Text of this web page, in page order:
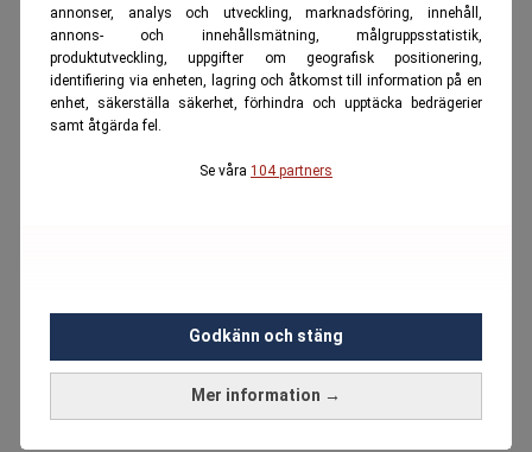
annonser, analys och utveckling, marknadsföring, innehåll,
annons- och innehållsmätning, målgruppsstatistik,
produktutveckling, uppgifter om geografisk positionering,
identifiering via enheten, lagring och åtkomst till information på en
enhet, säkerställa säkerhet, förhindra och upptäcka bedrägerier
samt åtgärda fel.
Se våra 104 partners
Mer information →
Godkänn och stäng